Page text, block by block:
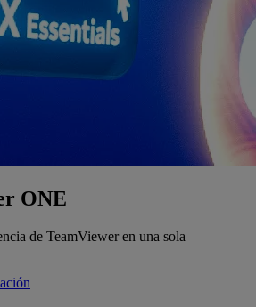
ONE
de TeamViewer en una sola